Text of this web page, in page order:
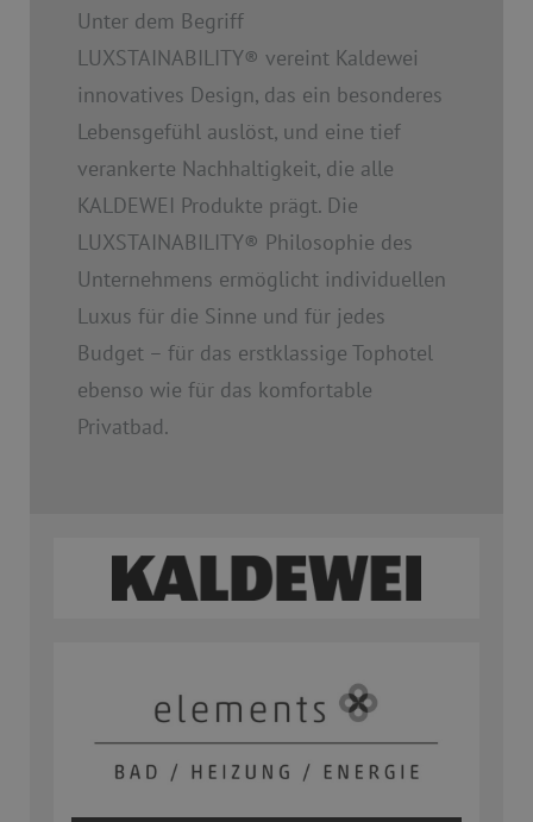
Unter dem Begriff
LUXSTAINABILITY® vereint Kaldewei
innovatives Design, das ein besonderes
Lebensgefühl auslöst, und eine tief
verankerte Nachhaltigkeit, die alle
KALDEWEI Produkte prägt. Die
LUXSTAINABILITY® Philosophie des
Unternehmens ermöglicht individuellen
Luxus für die Sinne und für jedes
Budget – für das erstklassige Tophotel
ebenso wie für das komfortable
Privatbad.